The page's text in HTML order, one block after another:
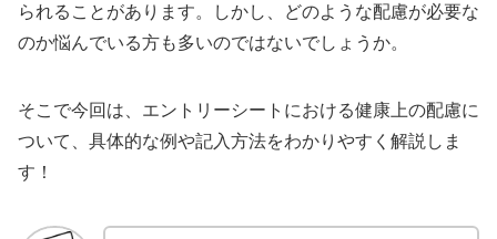
られることがあります。しかし、どのような配慮が必要な
のか悩んでいる方も多いのではないでしょうか。
そこで今回は、エントリーシートにおける健康上の配慮に
ついて、具体的な例や記入方法をわかりやすく解説しま
す！